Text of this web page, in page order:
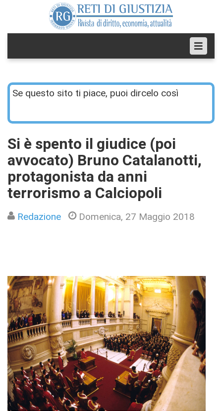
Se questo sito ti piace, puoi dircelo così
Si è spento il giudice (poi
avvocato) Bruno Catalanotti,
protagonista da anni
terrorismo a Calciopoli
Redazione Domenica, 27 Maggio 2018